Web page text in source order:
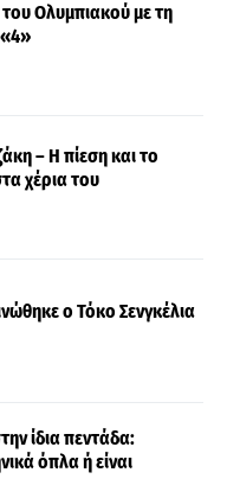
Ολυμπιακού με τη
– Η πίεση και το
χέρια του
ο Τόκο Σενγκέλια
ίδια πεντάδα:
όπλα ή είναι